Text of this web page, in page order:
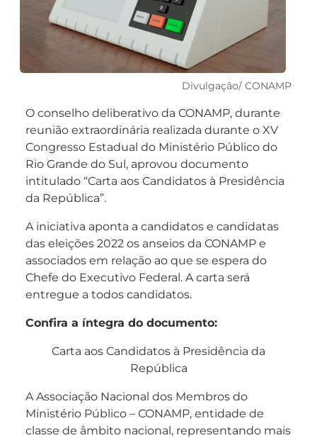
Divulgação/ CONAMP
O conselho deliberativo da CONAMP, durante
reunião extraordinária realizada durante o XV
Congresso Estadual do Ministério Público do
Rio Grande do Sul, aprovou documento
intitulado “Carta aos Candidatos à Presidência
da República”.
A iniciativa aponta a candidatos e candidatas
das eleições 2022 os anseios da CONAMP e
associados em relação ao que se espera do
Chefe do Executivo Federal. A carta será
entregue a todos candidatos.
Confira a íntegra do documento:
Carta aos Candidatos à Presidência da
República
A Associação Nacional dos Membros do
Ministério Público – CONAMP, entidade de
classe de âmbito nacional, representando mais